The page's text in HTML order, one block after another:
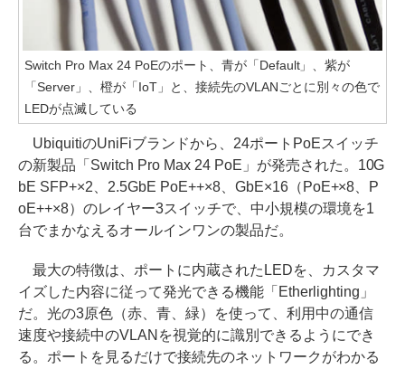
Switch Pro Max 24 PoEのポート、青が「Default」、紫が
「Server」、橙が「IoT」と、接続先のVLANごとに別々の色で
LEDが点滅している
UbiquitiのUniFiブランドから、24ポートPoEスイッチ
の新製品「Switch Pro Max 24 PoE」が発売された。10G
bE SFP+×2、2.5GbE PoE++×8、GbE×16（PoE+×8、P
oE++×8）のレイヤー3スイッチで、中小規模の環境を1
台でまかなえるオールインワンの製品だ。
最大の特徴は、ポートに内蔵されたLEDを、カスタマ
イズした内容に従って発光できる機能「Etherlighting」
だ。光の3原色（赤、青、緑）を使って、利用中の通信
速度や接続中のVLANを視覚的に識別できるようにでき
る。ポートを見るだけで接続先のネットワークがわかる